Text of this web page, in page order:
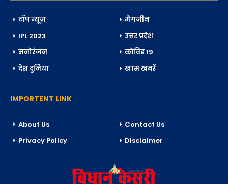
टॉप न्यूज़
मैगजीन
IPL 2023
उत्तर प्रदेश
मनोरंजन
कोविड 19
देश दुनिया
खास खबरें
IMPORTENT LINK
About Us
Contact Us
Privacy Policy
Disclaimer